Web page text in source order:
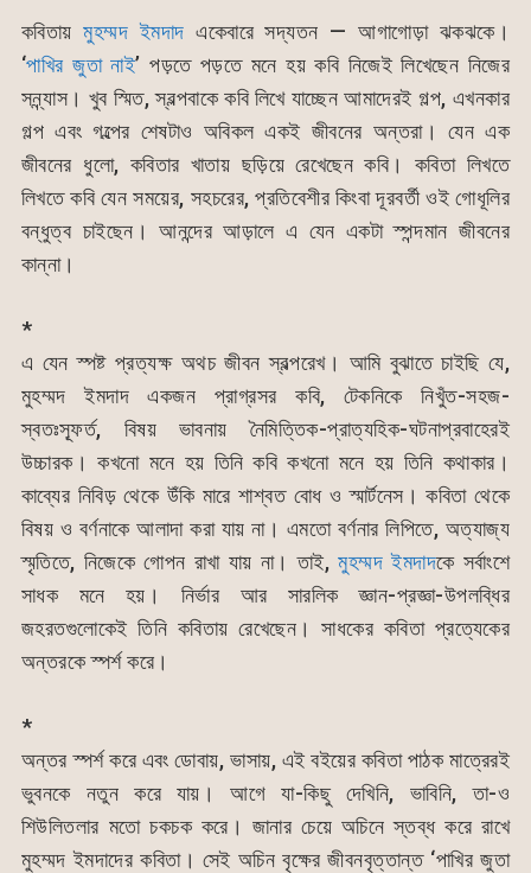
e
b
o
o
k
s
A
p
p
s
e
n
g
er
l
কবিতায়মুহম্মদ ইমদাদ একেবারে সদ্যতন — আগাগোড়া ঝকঝকে।
‘পাখির জুতা নাই’ পড়তে পড়তে মনে হয় কবি নিজেই লিখেছেন নিজের
সন্ন্যাস। খুব স্মিত, স্বল্পবাকে কবি লিখে যাচ্ছেন আমাদেরই গল্প, এখনকার
গল্প এবং গল্পের শেষটাও অবিকল একই জীবনের অন্তরা। যেন এক
জীবনের ধুলো, কবিতার খাতায় ছড়িয়ে রেখেছেন কবি। কবিতা লিখতে
লিখতে কবি যেন সময়ের, সহচরের, প্রতিবেশীর কিংবা দূরবর্তী ওই গোধূলির
বন্ধুত্ব চাইছেন। আনন্দের আড়ালে এ যেন একটা স্পন্দমান জীবনের
কান্না।
*
এ যেন স্পষ্ট প্রত্যক্ষ অথচ জীবন স্বল্পরেখ। আমি বুঝাতে চাইছি যে,
মুহম্মদ ইমদাদ একজন প্রাগ্রসর কবি, টেকনিকে নিখুঁত-সহজ-
স্বতঃস্ফূর্ত, বিষয় ভাবনায় নৈমিত্তিক-প্রাত্যহিক-ঘটনাপ্রবাহেরই
উচ্চারক। কখনো মনে হয় তিনি কবি কখনো মনে হয় তিনি কথাকার।
কাব্যের নিবিড় থেকে উঁকি মারে শাশ্বত বোধ ও স্মার্টনেস। কবিতা থেকে
বিষয় ও বর্ণনাকে আলাদা করা যায় না। এমতো বর্ণনার লিপিতে, অত্যাজ্য
স্মৃতিতে, নিজেকে গোপন রাখা যায় না। তাই,মুহম্মদ ইমদাদকে সর্বাংশে
সাধক মনে হয়। নির্ভার আর সারলিক জ্ঞান-প্রজ্ঞা-উপলব্ধির
জহরতগুলোকেই তিনি কবিতায় রেখেছেন। সাধকের কবিতা প্রত্যেকের
অন্তরকে স্পর্শ করে।
*
অন্তর স্পর্শ করে এবং ডোবায়, ভাসায়, এই বইয়ের কবিতা পাঠক মাত্রেরই
ভুবনকে নতুন করে যায়। আগে যা-কিছু দেখিনি, ভাবিনি, তা-ও
শিউলিতলার মতো চকচক করে। জানার চেয়ে অচিনে স্তব্ধ করে রাখে
মুহম্মদ ইমদাদের কবিতা। সেই অচিন বৃক্ষের জীবনবৃত্তান্ত ‘পাখির জুতা